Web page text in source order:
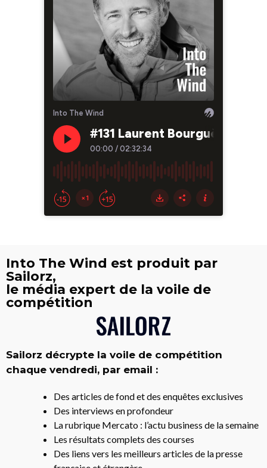
Into The Wind est produit par
Sailorz,
le média expert de la voile de
compétition
Sailorz décrypte la voile de compétition
chaque vendredi, par email :
Des articles de fond et des enquêtes exclusives
Des interviews en profondeur
La rubrique Mercato : l’actu business de la semaine
Les résultats complets des courses
Des liens vers les meilleurs articles de la presse